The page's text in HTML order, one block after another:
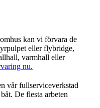
kan vi förvara de
eller flybridge,
varmhall eller
nu.
vår fullserviceverkstad
De flesta arbeten